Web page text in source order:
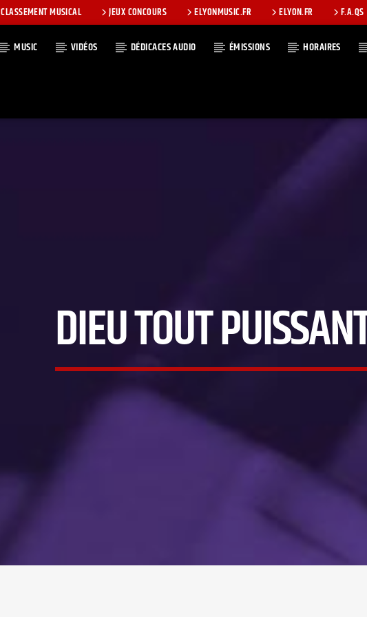
CLASSEMENT MUSICAL JEUX CONCOURS ELYONMUSIC.FR ELYON.FR F.A.QS
MUSIC VIDÉOS DÉDICACES AUDIO ÉMISSIONS HORAIRES
DIEU TOUT